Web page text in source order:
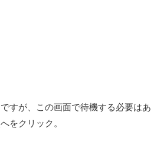
すが、この画面で待機する必要はあ
をクリック。